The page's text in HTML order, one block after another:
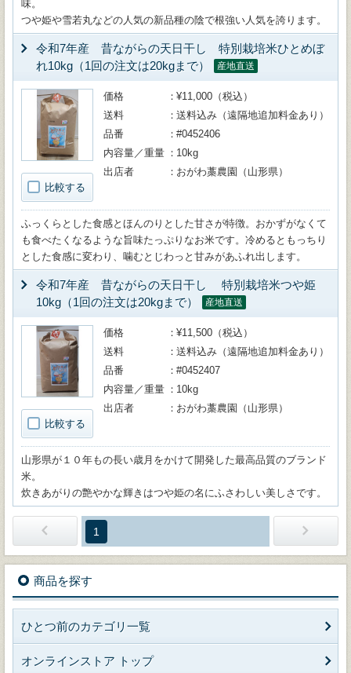
味。
つや姫や雪若丸などの人気の新品種の陰で根強い人気を誇ります。
令和7年産 昔ながらの天日干し 特別栽培米ひとめぼ
れ10kg（1回の注文は20kgまで）
産地直送
比較する
価格
¥11,000（税込）
送料
送料込み（遠隔地追加料金あり）
品番
#0452406
内容量／重量
10kg
出店者
おがわ藁農園（山形県）
ふっくらとした食感とほんのりとした甘さが特徴。おかずがなくて
も食べたくなるような旨味たっぷりなお米です。冷めるともっちり
とした食感に変わり、噛むとじわっと甘みがあふれ出します。
令和7年産 昔ながらの天日干し 特別栽培米つや姫
10kg（1回の注文は20kgまで）
産地直送
比較する
価格
¥11,500（税込）
送料
送料込み（遠隔地追加料金あり）
品番
#0452407
内容量／重量
10kg
出店者
おがわ藁農園（山形県）
山形県が１０年もの長い歳月をかけて開発した最高品質のブランド
米。
炊きあがりの艶やかな輝きはつや姫の名にふさわしい美しさです。
1
商品を探す
ひとつ前のカテゴリ一覧
オンラインストア トップ